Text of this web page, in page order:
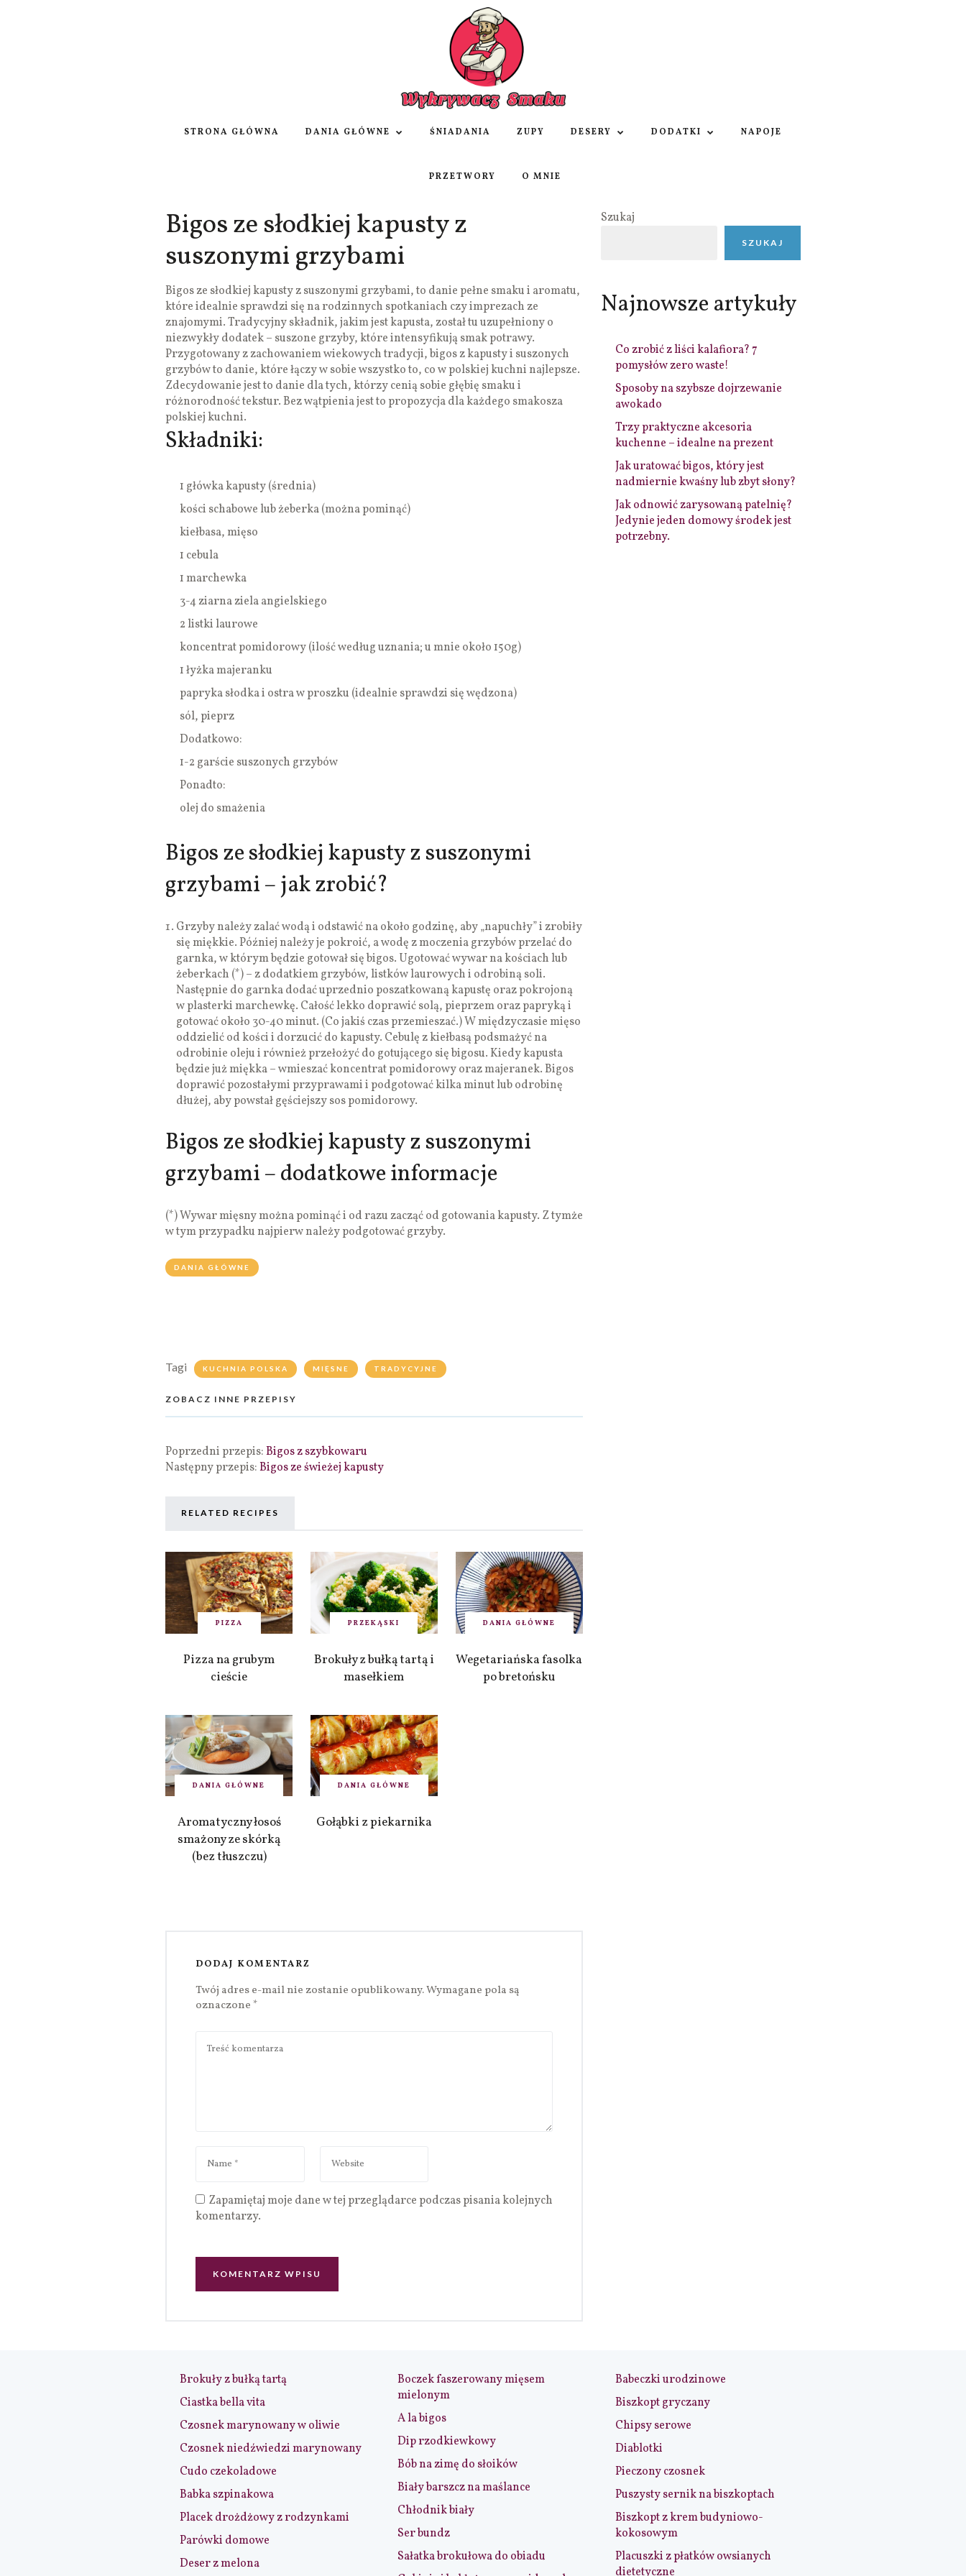
STRONA GŁÓWNA DANIA GŁÓWNE ŚNIADANIA ZUPY DESERY DODATKI NAPOJE
PRZETWORY O MNIE
Bigos ze słodkiej kapusty z
suszonymi grzybami
Bigos ze słodkiej kapusty z suszonymi grzybami, to danie pełne smaku i aromatu,
które idealnie sprawdzi się na rodzinnych spotkaniach czy imprezach ze
znajomymi. Tradycyjny składnik, jakim jest kapusta, został tu uzupełniony o
niezwykły dodatek – suszone grzyby, które intensyfikują smak potrawy.
Przygotowany z zachowaniem wiekowych tradycji, bigos z kapusty i suszonych
grzybów to danie, które łączy w sobie wszystko to, co w polskiej kuchni najlepsze.
Zdecydowanie jest to danie dla tych, którzy cenią sobie głębię smaku i
różnorodność tekstur. Bez wątpienia jest to propozycja dla każdego smakosza
polskiej kuchni.
Składniki:
1 główka kapusty (średnia)
kości schabowe lub żeberka (można pominąć)
kiełbasa, mięso
1 cebula
1 marchewka
3-4 ziarna ziela angielskiego
2 listki laurowe
koncentrat pomidorowy (ilość według uznania; u mnie około 150g)
1 łyżka majeranku
papryka słodka i ostra w proszku (idealnie sprawdzi się wędzona)
sól, pieprz
Dodatkowo:
1-2 garście suszonych grzybów
Ponadto:
olej do smażenia
Bigos ze słodkiej kapusty z suszonymi
grzybami – jak zrobić?
Grzyby należy zalać wodą i odstawić na około godzinę, aby „napuchły” i zrobiły
się miękkie. Później należy je pokroić, a wodę z moczenia grzybów przelać do
garnka, w którym będzie gotował się bigos. Ugotować wywar na kościach lub
żeberkach (*) – z dodatkiem grzybów, listków laurowych i odrobiną soli.
Następnie do garnka dodać uprzednio poszatkowaną kapustę oraz pokrojoną
w plasterki marchewkę. Całość lekko doprawić solą, pieprzem oraz papryką i
gotować około 30-40 minut. (Co jakiś czas przemieszać.) W międzyczasie mięso
oddzielić od kości i dorzucić do kapusty. Cebulę z kiełbasą podsmażyć na
odrobinie oleju i również przełożyć do gotującego się bigosu. Kiedy kapusta
będzie już miękka – wmieszać koncentrat pomidorowy oraz majeranek. Bigos
doprawić pozostałymi przyprawami i podgotować kilka minut lub odrobinę
dłużej, aby powstał gęściejszy sos pomidorowy.
Bigos ze słodkiej kapusty z suszonymi
grzybami – dodatkowe informacje
(*) Wywar mięsny można pominąć i od razu zacząć od gotowania kapusty. Z tymże
w tym przypadku najpierw należy podgotować grzyby.
DANIA GŁÓWNE
Tagi KUCHNIA POLSKA MIĘSNE TRADYCYJNE
ZOBACZ INNE PRZEPISY
Poprzedni przepis:Bigos z szybkowaru
Następny przepis:Bigos ze świeżej kapusty
RELATED RECIPES
PIZZA
Pizza na grubym
cieście
PRZEKĄSKI
Brokuły z bułką tartą i
masełkiem
DANIA GŁÓWNE
Wegetariańska fasolka
po bretońsku
DANIA GŁÓWNE
Aromatyczny łosoś
smażony ze skórką
(bez tłuszczu)
DANIA GŁÓWNE
Gołąbki z piekarnika
DODAJ KOMENTARZ
Twój adres e-mail nie zostanie opublikowany.Wymagane pola są
oznaczone *
Zapamiętaj moje dane w tej przeglądarce podczas pisania kolejnych
komentarzy.
Szukaj
SZUKAJ
Najnowsze artykuły
Co zrobić z liści kalafiora? 7
pomysłów zero waste!
Sposoby na szybsze dojrzewanie
awokado
Trzy praktyczne akcesoria
kuchenne – idealne na prezent
Jak uratować bigos, który jest
nadmiernie kwaśny lub zbyt słony?
Jak odnowić zarysowaną patelnię?
Jedynie jeden domowy środek jest
potrzebny.
Brokuły z bułką tartą
Ciastka bella vita
Czosnek marynowany w oliwie
Czosnek niedźwiedzi marynowany
Cudo czekoladowe
Babka szpinakowa
Placek drożdżowy z rodzynkami
Parówki domowe
Deser z melona
Boczek faszerowany mięsem
mielonym
A la bigos
Dip rzodkiewkowy
Bób na zimę do słoików
Biały barszcz na maślance
Chłodnik biały
Ser bundz
Sałatka brokułowa do obiadu
Babeczki urodzinowe
Biszkopt gryczany
Chipsy serowe
Diablotki
Pieczony czosnek
Puszysty sernik na biszkoptach
Biszkopt z krem budyniowo-
kokosowym
Placuszki z płatków owsianych
dietetyczne